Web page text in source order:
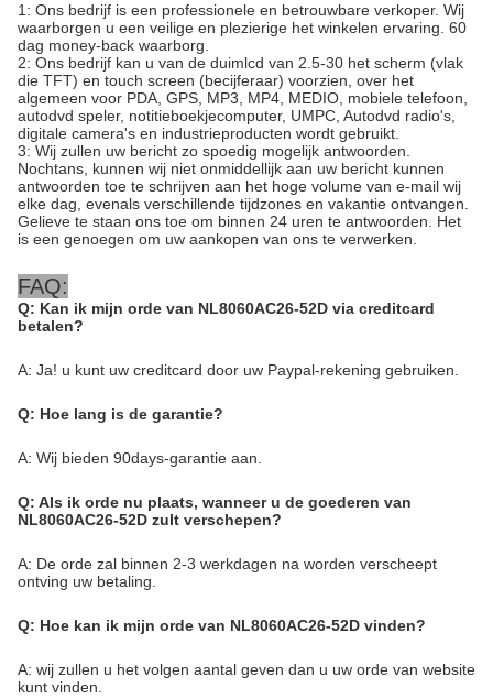
1: Ons bedrijf is een professionele en betrouwbare verkoper. Wij
waarborgen u een veilige en plezierige het winkelen ervaring. 60
dag money-back waarborg.
2: Ons bedrijf kan u van de duimlcd van 2.5-30 het scherm (vlak
die TFT) en touch screen (becijferaar) voorzien, over het
algemeen voor PDA, GPS, MP3, MP4, MEDIO, mobiele telefoon,
autodvd speler, notitieboekjecomputer, UMPC, Autodvd radio's,
digitale camera's en industrieproducten wordt gebruikt.
3: Wij zullen uw bericht zo spoedig mogelijk antwoorden.
Nochtans, kunnen wij niet onmiddellijk aan uw bericht kunnen
antwoorden toe te schrijven aan het hoge volume van e-mail wij
elke dag, evenals verschillende tijdzones en vakantie ontvangen.
Gelieve te staan ons toe om binnen 24 uren te antwoorden. Het
is een genoegen om uw aankopen van ons te verwerken.
FAQ:
Q: Kan ik mijn orde van NL8060AC26-52D via creditcard
betalen?
A: Ja! u kunt uw creditcard door uw Paypal-rekening gebruiken.
Q: Hoe lang is de garantie?
A: Wij bieden 90days-garantie aan.
Q: Als ik orde nu plaats, wanneer u de goederen van
NL8060AC26-52D zult verschepen?
A: De orde zal binnen 2-3 werkdagen na worden verscheept
ontving uw betaling.
Q: Hoe kan ik mijn orde van NL8060AC26-52D vinden?
A: wij zullen u het volgen aantal geven dan u uw orde van website
kunt vinden.